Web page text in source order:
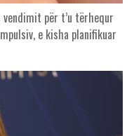
për t’u tërhequr
e kisha planifikuar